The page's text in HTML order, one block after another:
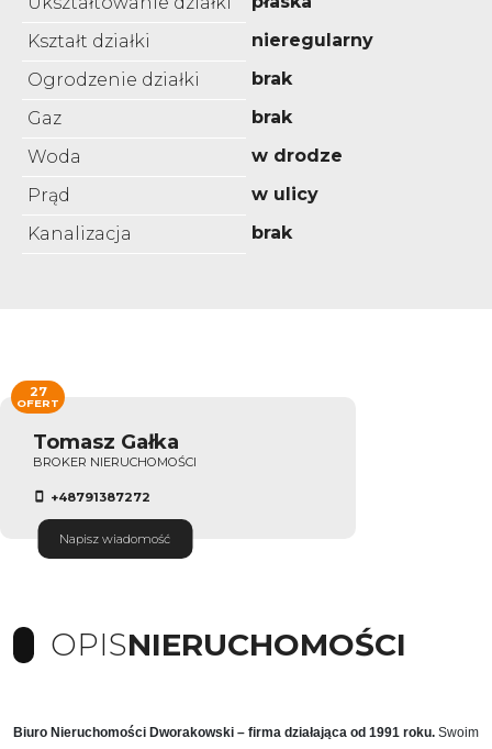
Kształt działki
nieregularny
Ogrodzenie działki
brak
Gaz
brak
Woda
w drodze
Prąd
w ulicy
Kanalizacja
brak
Tomasz Gałka
BROKER NIERUCHOMOŚCI
+48791387272
Napisz wiadomość
27
OFERT
OPISNIERUCHOMOŚCI
Biuro Nieruchomości Dworakowski – firma działająca od 1991 roku. Swoim